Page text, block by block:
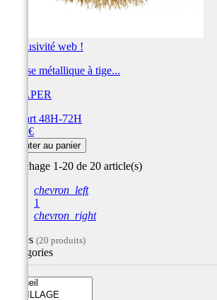
Exclusivité web !
Brosse métallique à tige...
DRAPER
Départ 48H-72H
5,04 €
Ajouter au panier
Affichage 1-20 de 20 article(s)
chevron_left
1
chevron_right
Filtres (20 produits)
Catégories